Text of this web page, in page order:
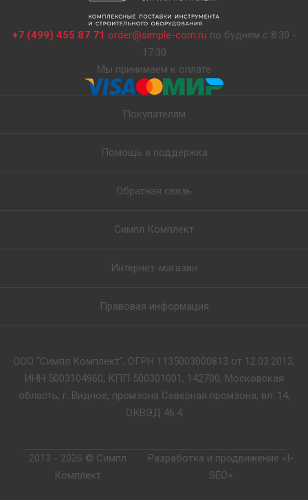
+7 (499) 455 87 71 order@simple-com.ru по будням с 8:30 -
17:30
Мы принимаем к оплате
Покупателям
Помощь и поддержка
Обратная связь
Симпл Комплект
Интернет-магазин
Правовая информация
ООО "Симпл Комплект", ОГРН 1135003000813 от 12.03.2013,
ИНН 5003104960, КПП 500301001, 142700, Московская
область, г. Видное, промзона Северная промзона, вл. 14,
ОКВЭД 46.4
2013 - 2026 © Симпл
Комплект
Разработка и продвижение «I-
SEO»